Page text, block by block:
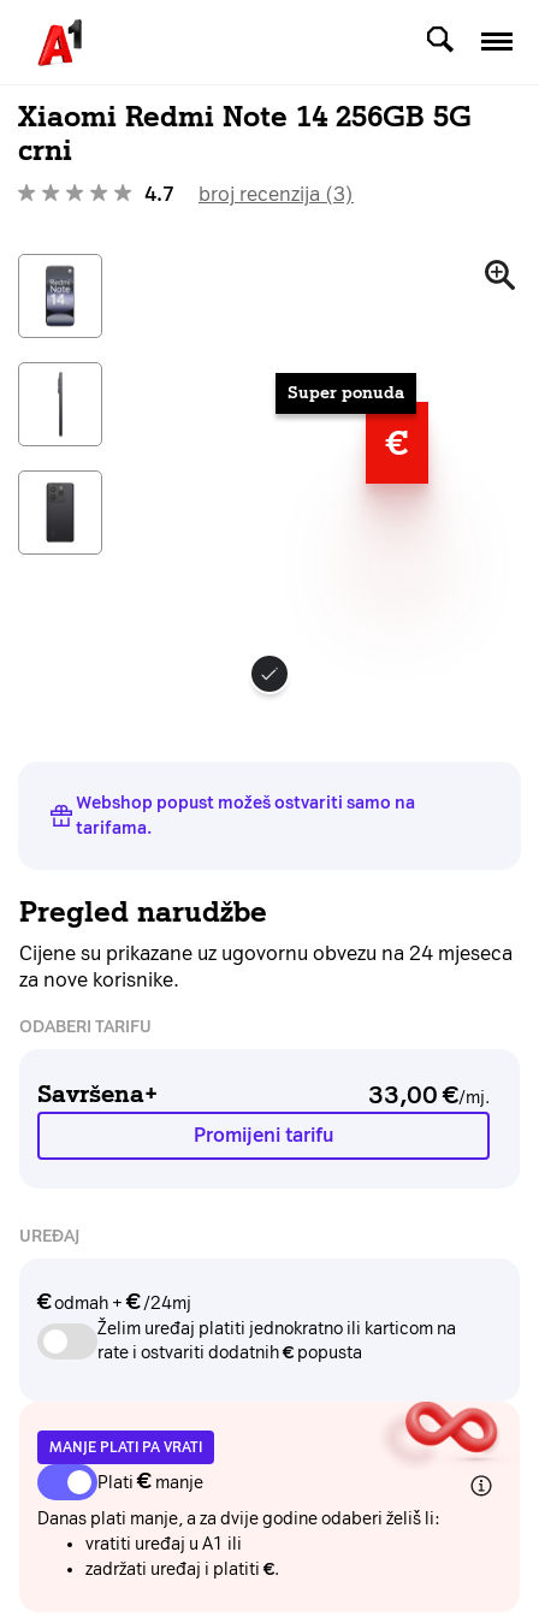
Svi uređaji
Xiaomi Redmi Note 14 256GB 5G
crni
4.7 broj recenzija (3)
Super ponuda
€
Odaberite
Webshop popust možeš ostvariti samo na
tarifama.
Pregled narudžbe
Cijene su prikazane uz ugovornu obvezu na 24 mjeseca
za nove korisnike.
ODABERI TARIFU
Savršena+ 33,00€/mj.
Promijeni tarifu
UREĐAJ
€odmah + € /24mj
Želim uređaj platiti jednokratno ili karticom na
rate i ostvariti dodatnih€ popusta
MANJE PLATI PA VRATI
Plati€ manje
Danas plati manje, a za dvije godine odaberi želiš li:
vratiti uređaj u A1 ili
zadržati uređaj i platiti €.